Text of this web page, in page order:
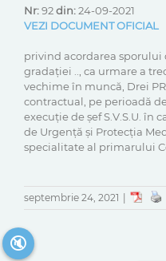
Nr:92din:24-09-2021
VEZI DOCUMENT OFICIAL
privind acordarea
gradației .., ca urmare a
vechime în muncă, Drei
contractual, pe perioadă
execuție de șef S.V.S.U.
de Urgență și Protecția
specialitate al primarului
septembrie 24, 2021
🔇